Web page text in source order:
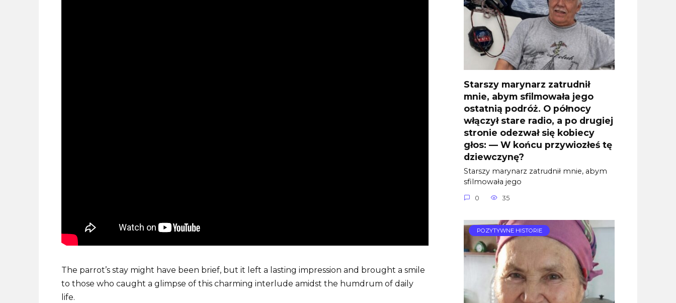
The parrot’s stay might have been brief, but it left a lasting impression and brought a smile
to those who caught a glimpse of this charming interlude amidst the humdrum of daily
life.
Starszy marynarz zatrudnił
mnie, abym sfilmowała jego
ostatnią podróż. O północy
włączył stare radio, a po drugiej
stronie odezwał się kobiecy
głos: — W końcu przywiozłeś tę
dziewczynę?
Starszy marynarz zatrudnił mnie, abym
sfilmowała jego
0 35
POZYTYWNE HISTORIE